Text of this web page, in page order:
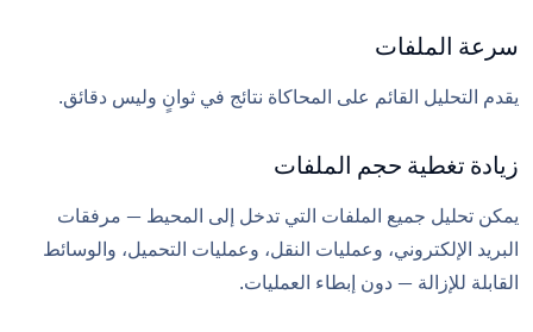
سرعة الملفات
يقدم التحليل القائم على المحاكاة نتائج في ثوانٍ وليس دقائق.
زيادة تغطية حجم الملفات
يمكن تحليل جميع الملفات التي تدخل إلى المحيط — مرفقات
البريد الإلكتروني، وعمليات النقل، وعمليات التحميل، والوسائط
القابلة للإزالة — دون إبطاء العمليات.